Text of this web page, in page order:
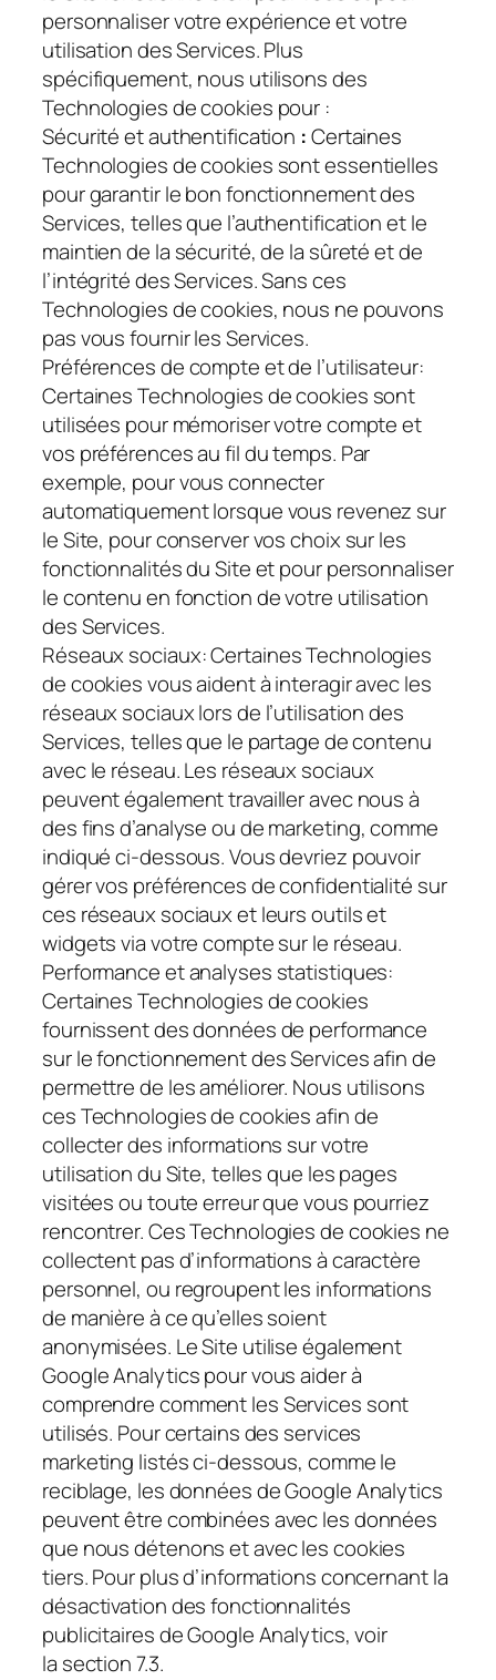
personnaliser votre expérience et votre
utilisation des Services. Plus
spécifiquement, nous utilisons des
Technologies de cookies pour :
Sécurité et authentification :Certaines
Technologies de cookies sont essentielles
pour garantir le bon fonctionnement des
Services, telles que l’authentification et le
maintien de la sécurité, de la sûreté et de
l’intégrité des Services. Sans ces
Technologies de cookies, nous ne pouvons
pas vous fournir les Services.
Préférences de compte et de l’utilisateur:
Certaines Technologies de cookies sont
utilisées pour mémoriser votre compte et
vos préférences au fil du temps. Par
exemple, pour vous connecter
automatiquement lorsque vous revenez sur
le Site, pour conserver vos choix sur les
fonctionnalités du Site et pour personnaliser
le contenu en fonction de votre utilisation
des Services.
Réseaux sociaux: Certaines Technologies
de cookies vous aident à interagir avec les
réseaux sociaux lors de l’utilisation des
Services, telles que le partage de contenu
avec le réseau. Les réseaux sociaux
peuvent également travailler avec nous à
des fins d’analyse ou de marketing, comme
indiqué ci-dessous. Vous devriez pouvoir
gérer vos préférences de confidentialité sur
ces réseaux sociaux et leurs outils et
widgets via votre compte sur le réseau.
Performance et analyses statistiques:
Certaines Technologies de cookies
fournissent des données de performance
sur le fonctionnement des Services afin de
permettre de les améliorer. Nous utilisons
ces Technologies de cookies afin de
collecter des informations sur votre
utilisation du Site, telles que les pages
visitées ou toute erreur que vous pourriez
rencontrer. Ces Technologies de cookies ne
collectent pas d’informations à caractère
personnel, ou regroupent les informations
de manière à ce qu’elles soient
anonymisées. Le Site utilise également
Google Analytics pour vous aider à
comprendre comment les Services sont
utilisés. Pour certains des services
marketing listés ci-dessous, comme le
reciblage, les données de Google Analytics
peuvent être combinées avec les données
que nous détenons et avec les cookies
tiers. Pour plus d’informations concernant la
désactivation des fonctionnalités
publicitaires de Google Analytics, voir
la section 7.3.